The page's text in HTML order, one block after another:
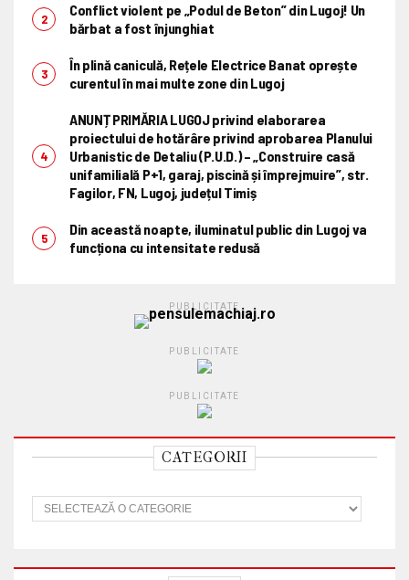
Conflict violent pe „Podul de Beton” din Lugoj! Un
bărbat a fost înjunghiat
În plină caniculă, Rețele Electrice Banat oprește
curentul în mai multe zone din Lugoj
ANUNȚ PRIMĂRIA LUGOJ privind elaborarea
proiectului de hotărâre privind aprobarea Planului
Urbanistic de Detaliu (P.U.D.) – „Construire casă
unifamilială P+1, garaj, piscină și împrejmuire”, str.
Fagilor, FN, Lugoj, județul Timiș
Din această noapte, iluminatul public din Lugoj va
funcționa cu intensitate redusă
PUBLICITATE
PUBLICITATE
PUBLICITATE
CATEGORII
C
a